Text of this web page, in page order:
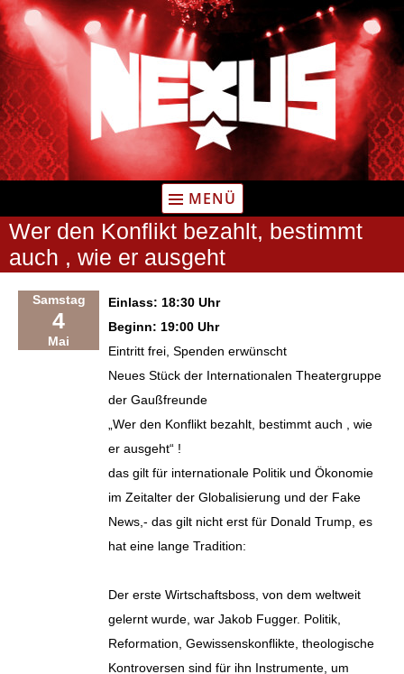
Zum
Inhalt
springen
MENÜ
Wer den Konflikt bezahlt, bestimmt
auch , wie er ausgeht
Samstag
4
Mai
Einlass: 18:30 Uhr
Beginn: 19:00 Uhr
Eintritt frei, Spenden erwünscht
Neues Stück der Internationalen Theatergruppe
der Gaußfreunde
„Wer den Konflikt bezahlt, bestimmt auch , wie
er ausgeht“ !
das gilt für internationale Politik und Ökonomie
im Zeitalter der Globalisierung und der Fake
News,- das gilt nicht erst für Donald Trump, es
hat eine lange Tradition:
Der erste Wirtschaftsboss, von dem weltweit
gelernt wurde, war Jakob Fugger. Politik,
Reformation, Gewissenskonflikte, theologische
Kontroversen sind für ihn Instrumente, um